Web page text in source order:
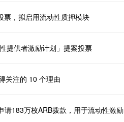
票，拟启用流动性质押模块
提供者激励计划」提案投票
关注的 10 个理由
183万枚ARB拨款，用于流动性激励